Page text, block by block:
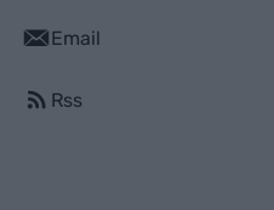
Email
Rss